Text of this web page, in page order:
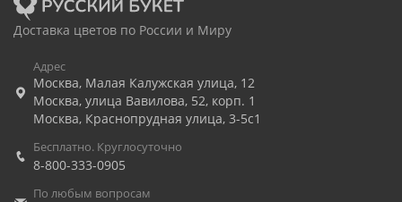
Доставка цветов по России и Миру
Адрес
Москва, Малая Калужская улица, 12
Москва, улица Вавилова, 52, корп. 1
Москва, Краснопрудная улица, 3-5с1
Бесплатно. Круглосуточно
8-800-333-0905
По любым вопросам